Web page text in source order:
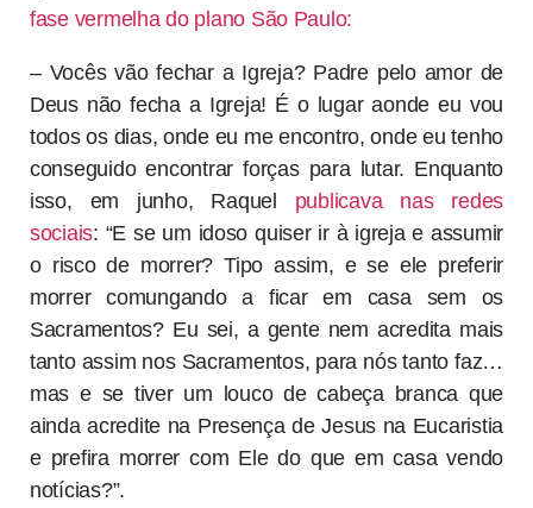
fase vermelha do plano São Paulo:
– Vocês vão fechar a Igreja? Padre pelo amor de
Deus não fecha a Igreja! É o lugar aonde eu vou
todos os dias, onde eu me encontro, onde eu tenho
conseguido encontrar forças para lutar. Enquanto
isso, em junho, Raquel publicava nas redes
sociais: “E se um idoso quiser ir à igreja e assumir
o risco de morrer? Tipo assim, e se ele preferir
morrer comungando a ficar em casa sem os
Sacramentos? Eu sei, a gente nem acredita mais
tanto assim nos Sacramentos, para nós tanto faz…
mas e se tiver um louco de cabeça branca que
ainda acredite na Presença de Jesus na Eucaristia
e prefira morrer com Ele do que em casa vendo
notícias?”.